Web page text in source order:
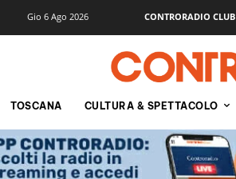
Gio 6 Ago 2026 CONTRORADIO CLUB
TOSCANA CULTURA & SPETTACOLO